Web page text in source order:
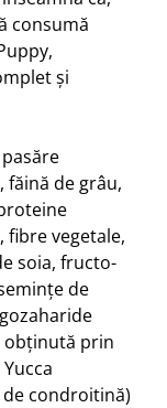
consumă
și
de grâu,
fibre vegetale,
soia, fructo-
de
obţinută prin
condroitină)